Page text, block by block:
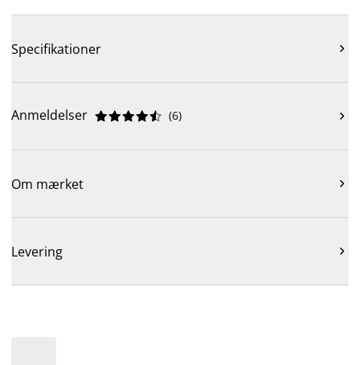
Specifikationer 
Anmeldelser 




 (6) 
Om mærket 
Levering 